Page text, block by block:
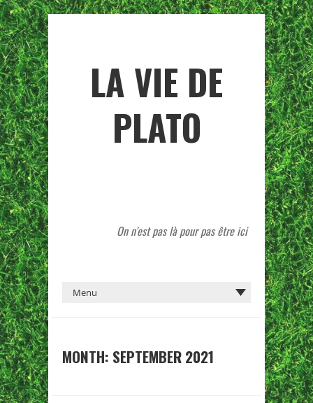
LA VIE DE
PLATO
On n'est pas là pour pas être ici
MONTH: SEPTEMBER 2021